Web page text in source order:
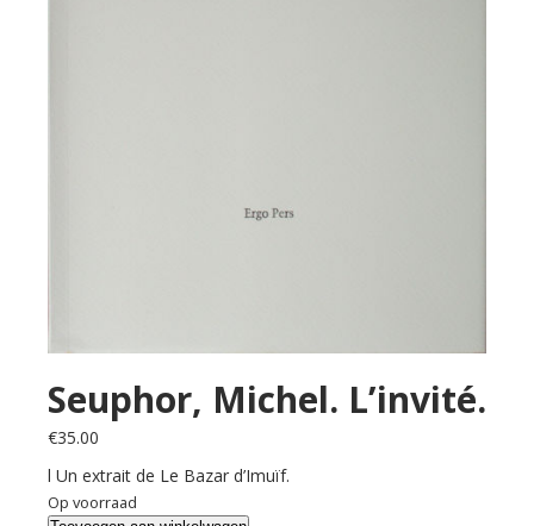
Seuphor, Michel. L’invité.
€35.00
l Un extrait de Le Bazar d’Imuïf.
Op voorraad